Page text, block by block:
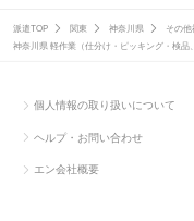
派遣TOP 関東 神奈川県 その
神奈川県 軽作業（仕分け・ピッキング・検品
個人情報の取り扱いについて
ヘルプ・お問い合わせ
エン会社概要